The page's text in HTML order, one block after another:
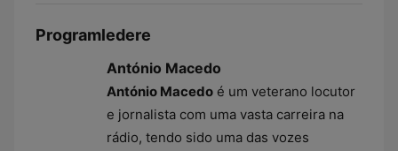
Programledere
António Macedo
António Macedo é um veterano locutor
e jornalista com uma vasta carreira na
rádio, tendo sido uma das vozes